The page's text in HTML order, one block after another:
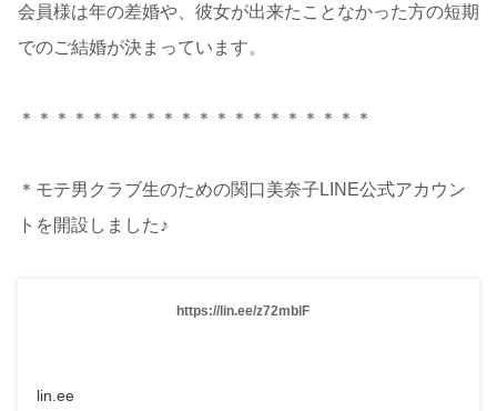
会員様は年の差婚や、彼女が出来たことなかった方の短期
でのご結婚が決まっています。
＊＊＊＊＊＊＊＊＊＊＊＊＊＊＊＊＊＊＊＊
＊モテ男クラブ生のための関口美奈子LINE公式アカウン
トを開設しました♪
https://lin.ee/z72mblF
lin.ee